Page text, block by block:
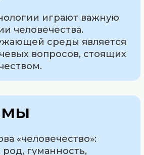
играют важную
человечества.
среды является
вопросов, стоящих
«человечество»:
гуманность,